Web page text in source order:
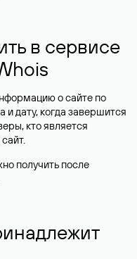
в сервисе
о сайте по
дату, когда завершится
кто является
получить после